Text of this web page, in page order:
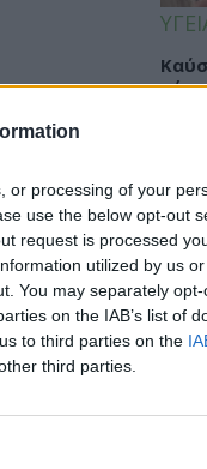
or processing of your
use the below opt-out
request is processed
utilized by us
You may separately
on the IAB’s list of
to third parties on the
third parties.